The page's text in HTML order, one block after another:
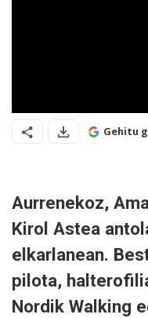
Gehitu
Aurrenekoz,
Kirol Astea
elkarlanean.
pilota,
Nordik Walking